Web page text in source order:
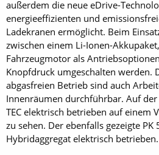
außerdem die neue eDrive-
energieeffizienten und
Ladekranen ermöglicht. Beim
zwischen einem Li-Ionen-
Fahrzeugmotor als
Knopfdruck umgeschalten werden.
abgasfreien Betrieb sind auch
Innenräumen durchführbar. Auf
TEC elektrisch betrieben auf einem
zu sehen. Der ebenfalls gezeigte
Hybridaggregat elektrisch betrieben.